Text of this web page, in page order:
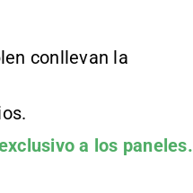
conllevan la
a los paneles.